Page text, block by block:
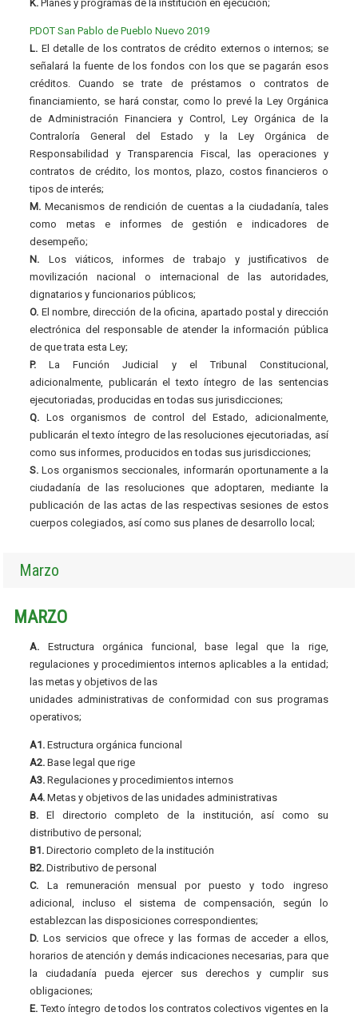
K. Planes y programas de la institución en ejecución;
PDOT San Pablo de Pueblo Nuevo 2019
L. El detalle de los contratos de crédito externos o internos; se
señalará la fuente de los fondos con los que se pagarán esos
créditos. Cuando se trate de préstamos o contratos de
financiamiento, se hará constar, como lo prevé la Ley Orgánica
de Administración Financiera y Control, Ley Orgánica de la
Contraloría General del Estado y la Ley Orgánica de
Responsabilidad y Transparencia Fiscal, las operaciones y
contratos de crédito, los montos, plazo, costos financieros o
tipos de interés;
M. Mecanismos de rendición de cuentas a la ciudadanía, tales
como metas e informes de gestión e indicadores de
desempeño;
N. Los viáticos, informes de trabajo y justificativos de
movilización nacional o internacional de las autoridades,
dignatarios y funcionarios públicos;
O. El nombre, dirección de la oficina, apartado postal y dirección
electrónica del responsable de atender la información pública
de que trata esta Ley;
P. La Función Judicial y el Tribunal Constitucional,
adicionalmente, publicarán el texto íntegro de las sentencias
ejecutoriadas, producidas en todas sus jurisdicciones;
Q. Los organismos de control del Estado, adicionalmente,
publicarán el texto íntegro de las resoluciones ejecutoriadas, así
como sus informes, producidos en todas sus jurisdicciones;
S. Los organismos seccionales, informarán oportunamente a la
ciudadanía de las resoluciones que adoptaren, mediante la
publicación de las actas de las respectivas sesiones de estos
cuerpos colegiados, así como sus planes de desarrollo local;
Marzo
MARZO
A. Estructura orgánica funcional, base legal que la rige,
regulaciones y procedimientos internos aplicables a la entidad;
las metas y objetivos de las
unidades administrativas de conformidad con sus programas
operativos;
A1. Estructura orgánica funcional
A2. Base legal que rige
A3. Regulaciones y procedimientos internos
A4. Metas y objetivos de las unidades administrativas
B. El directorio completo de la institución, así como su
distributivo de personal;
B1. Directorio completo de la institución
B2. Distributivo de personal
C. La remuneración mensual por puesto y todo ingreso
adicional, incluso el sistema de compensación, según lo
establezcan las disposiciones correspondientes;
D. Los servicios que ofrece y las formas de acceder a ellos,
horarios de atención y demás indicaciones necesarias, para que
la ciudadanía pueda ejercer sus derechos y cumplir sus
obligaciones;
E. Texto íntegro de todos los contratos colectivos vigentes en la